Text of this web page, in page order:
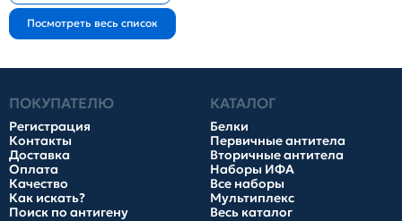
ПОКУПАТЕЛЮ
Регистрация
Контакты
Доставка
Оплата
Качество
Как искать?
Поиск по антигену
КАТАЛОГ
Белки
Первичные антитела
Вторичные антитела
Наборы ИФА
Все наборы
Мультиплекс
Весь каталог